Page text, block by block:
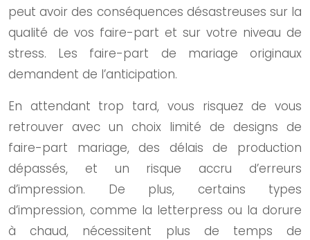
peut avoir des conséquences désastreuses sur la
qualité de vos faire-part et sur votre niveau de
stress. Les faire-part de mariage originaux
demandent de l’anticipation.
En attendant trop tard, vous risquez de vous
retrouver avec un choix limité de designs de
faire-part mariage, des délais de production
dépassés, et un risque accru d’erreurs
d’impression. De plus, certains types
d’impression, comme la letterpress ou la dorure
à chaud, nécessitent plus de temps de